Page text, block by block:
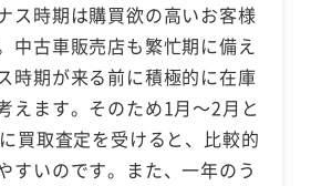
ス時期は購買欲の高いお客様
中古車販売店も繁忙期に備え
時期が来る前に積極的に在庫
えます。そのため1月～2月と
買取査定を受けると、比較的
すいのです。また、一年のう